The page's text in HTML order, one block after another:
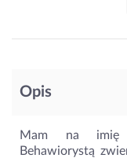
Opis
Mam na imię
Behawiorystą